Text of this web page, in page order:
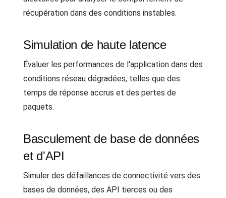
récupération dans des conditions instables.
Simulation de haute latence
Évaluer les performances de l'application dans des
conditions réseau dégradées, telles que des
temps de réponse accrus et des pertes de
paquets.
Basculement de base de données
et d'API
Simuler des défaillances de connectivité vers des
bases de données, des API tierces ou des